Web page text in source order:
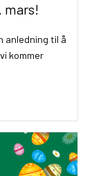
mars!
anledning til å
kommer